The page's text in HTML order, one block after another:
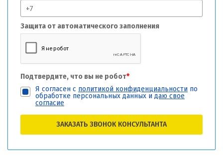
Защита от автоматического заполнения
Подтвердите, что вы не робот*
Я согласен с политикой конфиденциальности по
обработке персональных данных и даю свое
согласие
ЗАКАЗАТЬ ЗВОНОК КОНСУЛЬТАНТА